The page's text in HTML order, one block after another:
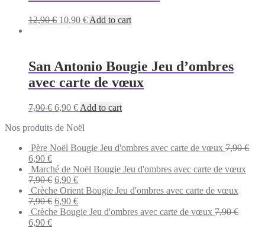
12,90€ Original
10,90 €Current
Add to cart
San Antonio Bougie Jeu d’ombres
avec carte de vœux
7,90€ Original
was:
6,90 €Current
is:
Add to cart
Nos produits de Noël
Père Noël Bougie Jeu d'ombres avec carte de vœux 7,90€
Original
price
was:
7,90 €.
6,90 €Current
price
is:
6,90 €.
Marché de Noël Bougie Jeu d'ombres avec carte de vœux
7,90€ Original
price
was:
7,90 €.
6,90 €Current
price
is:
6,90 €.
Crèche Orient Bougie Jeu d'ombres avec carte de vœux
7,90€ Original
price
6,90 €Current
price
Crèche Bougie Jeu d'ombres avec carte de vœux 7,90€
Original
6,90 €Current